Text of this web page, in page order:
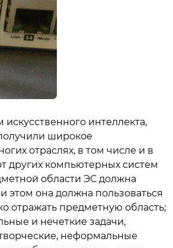
интеллекта,
широкое
отраслях, в том числе и в
других компьютерных систем
области ЭС должна
этом она должна пользоваться
отражать предметную область;
и нечеткие задачи,
неформальные